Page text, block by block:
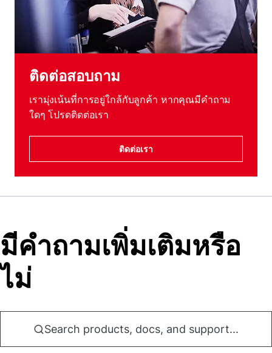
ติดต่อสอบถาม
เรามุ่งเน้นที่การอยู่ใกล้กับลูกค้า หากคุณมีคําถาม
ใดๆ โปรดติดต่อเรา
ติดต่อเรา
มีคําถามเพิ่มเติมหรือ
ไม่
Search products, docs, and support...